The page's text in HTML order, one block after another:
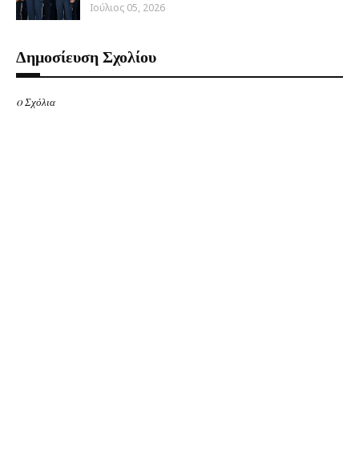
Ιούλιος 05, 2026
Δημοσίευση Σχολίου
0 Σχόλια